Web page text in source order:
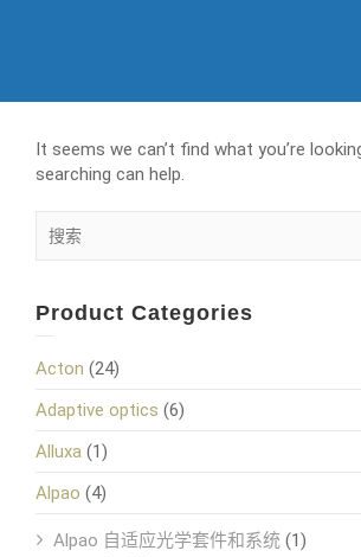
It seems we can’t find what you’re
searching can help.
Product Categories
Acton (24)
Adaptive optics (6)
Alluxa (1)
Alpao (4)
Alpao 自适应光学套件和系统 (1)